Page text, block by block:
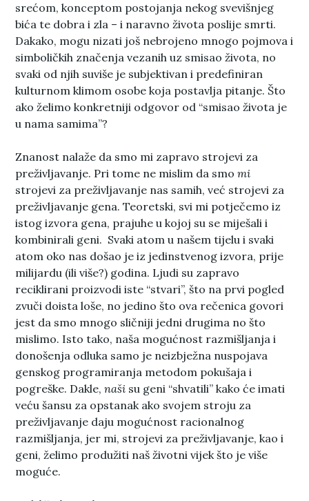
srećom, konceptom postojanja nekog svevišnjeg
bića te dobra i zla – i naravno života poslije smrti.
Dakako, mogu nizati još nebrojeno mnogo pojmova i
simboličkih značenja vezanih uz smisao života, no
svaki od njih suviše je subjektivan i predefiniran
kulturnom klimom osobe koja postavlja pitanje. Što
ako želimo konkretniji odgovor od “smisao života je
u nama samima”?
Znanost nalaže da smo mi zapravo strojevi za
preživljavanje. Pri tome ne mislim da smomi
strojevi za preživljavanje nas samih, već strojevi za
preživljavanje gena. Teoretski, svi mi potječemo iz
istog izvora gena, prajuhe u kojoj su se miješali i
kombinirali geni. Svaki atom u našem tijelu i svaki
atom oko nas došao je iz jedinstvenog izvora, prije
milijardu (ili više?) godina. Ljudi su zapravo
reciklirani proizvodi iste “stvari”, što na prvi pogled
zvuči doista loše, no jedino što ova rečenica govori
jest da smo mnogo sličniji jedni drugima no što
mislimo. Isto tako, naša mogućnost razmišljanja i
donošenja odluka samo je neizbježna nuspojava
genskog programiranja metodom pokušaja i
pogreške. Dakle,naši su geni “shvatili” kako će imati
veću šansu za opstanak ako svojem stroju za
preživljavanje daju mogućnost racionalnog
razmišljanja, jer mi, strojevi za preživljavanje, kao i
geni, želimo produžiti naš životni vijek što je više
moguće.